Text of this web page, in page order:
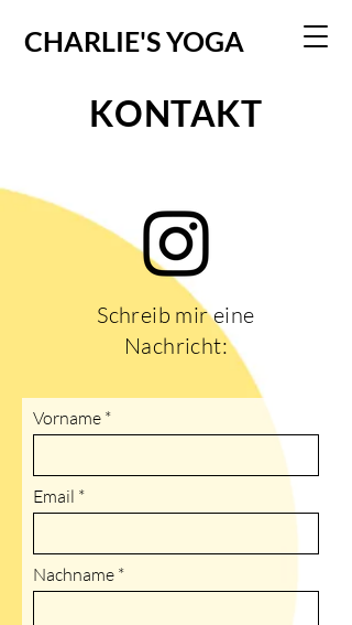
CHARLIE'S YOGA
KONTAKT
Schreib mir eine
Nachricht:
Vorname
Email
Nachname